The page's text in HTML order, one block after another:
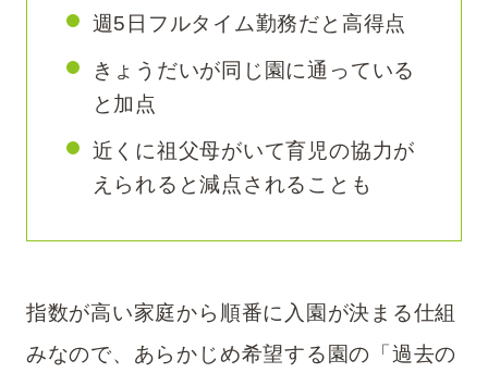
週5日フルタイム勤務だと高得点
きょうだいが同じ園に通っている
と加点
近くに祖父母がいて育児の協力が
えられると減点されることも
指数が高い家庭から順番に入園が決まる仕組
みなので、あらかじめ希望する園の「過去の